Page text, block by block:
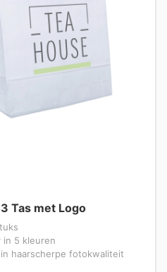
Tas met Logo
in 5 kleuren
haarscherpe fotokwaliteit